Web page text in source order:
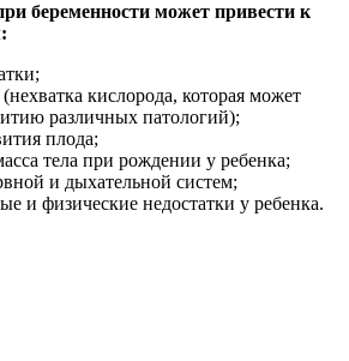
беременности может привести к
кислорода, которая может
различных патологий);
плода;
тела при рождении у ребенка;
и дыхательной систем;
и физические недостатки у ребенка.